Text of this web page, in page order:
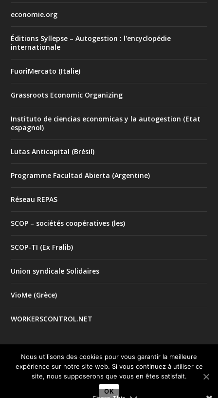
economie.org
Éditions Syllepse – Autogestion : l'encyclopédie
internationale
FuoriMercato (Italie)
Grassroots Economic Organizing
Instituto de ciencias economicas y la autogestion (Etat
espagnol)
Lutas Anticapital (Brésil)
Programme Facultad Abierta (Argentine)
Réseau REPAS
SCOP – sociétés coopératives (les)
SCOP-TI (Ex Fralib)
Union syndicale Solidaires
VioMe (Grèce)
WORKERSCONTROL.NET
© 2017 Tous droits réservés |Mentions Légales| Créé par
le studioGood Impact
Nous utilisons des cookies pour vous garantir la meilleure
expérience sur notre site web. Si vous continuez à utiliser ce
site, nous supposerons que vous en êtes satisfait.
OK